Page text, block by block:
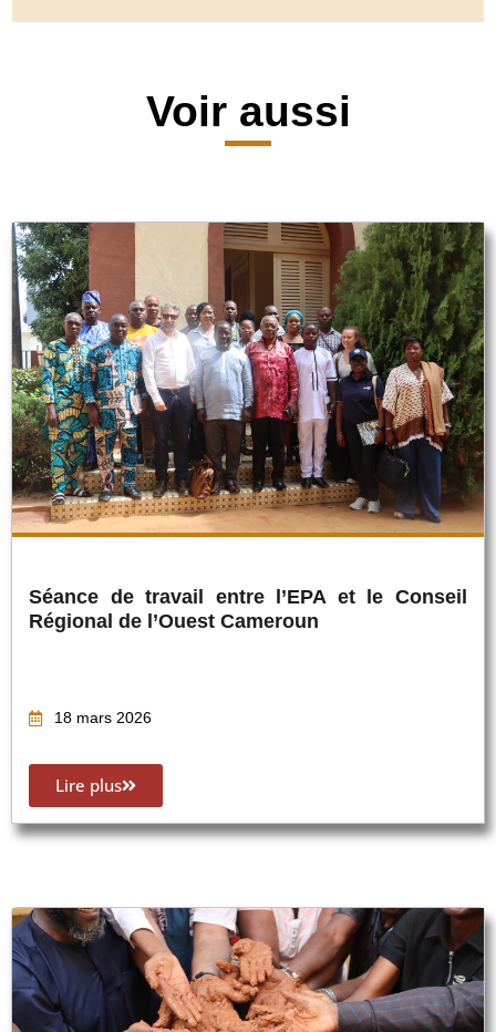
Voir aussi
Séance de travail entre l’EPA et le Conseil
Régional de l’Ouest Cameroun
18 mars 2026
Lire plus